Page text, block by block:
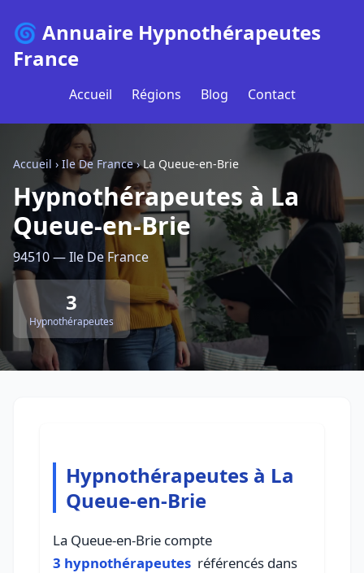
🌀 Annuaire Hypnothérapeutes
France
Accueil Régions Blog Contact
Accueil › Ile De France›La Queue-en-Brie
Hypnothérapeutes à La
Queue-en-Brie
94510 — Ile De France
3
Hypnothérapeutes
Hypnothérapeutes à La
Queue-en-Brie
La Queue-en-Brie compte
3 hypnothérapeutes référencés dans